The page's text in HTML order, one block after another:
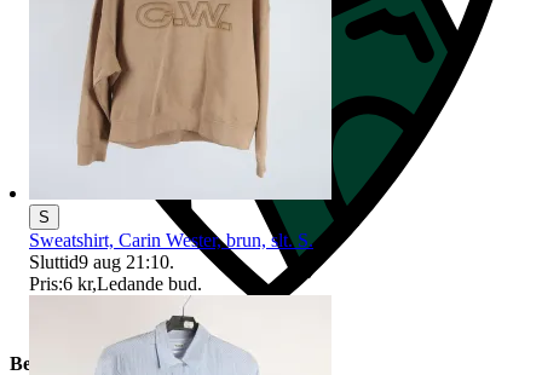
Beskrivning
S
Sweatshirt, Carin Wester, brun, slt. S.
Sluttid9 aug 21:10.
Pris:6 kr,Ledande bud.